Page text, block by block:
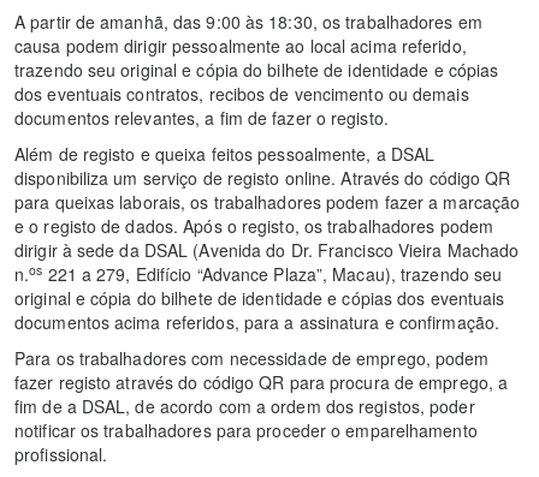
A partir de amanhã, das 9:00 às 18:30, os trabalhadores em
causa podem dirigir pessoalmente ao local acima referido,
trazendo seu original e cópia do bilhete de identidade e cópias
dos eventuais contratos, recibos de vencimento ou demais
documentos relevantes, a fim de fazer o registo.
Além de registo e queixa feitos pessoalmente, a DSAL
disponibiliza um serviço de registo online. Através do código QR
para queixas laborais, os trabalhadores podem fazer a marcação
e o registo de dados. Após o registo, os trabalhadores podem
dirigir à sede da DSAL (Avenida do Dr. Francisco Vieira Machado
n.os 221 a 279, Edifício “Advance Plaza”, Macau), trazendo seu
original e cópia do bilhete de identidade e cópias dos eventuais
documentos acima referidos, para a assinatura e confirmação.
Para os trabalhadores com necessidade de emprego, podem
fazer registo através do código QR para procura de emprego, a
fim de a DSAL, de acordo com a ordem dos registos, poder
notificar os trabalhadores para proceder o emparelhamento
profissional.